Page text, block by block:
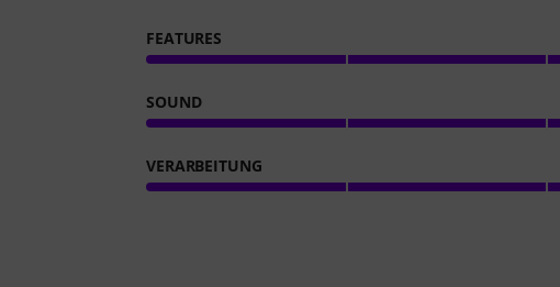
FEATURES
SOUND
VERARBEITUNG